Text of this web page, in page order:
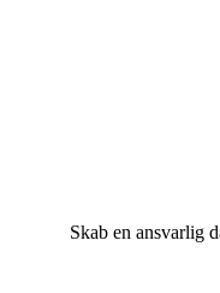
Skab en ansvarlig